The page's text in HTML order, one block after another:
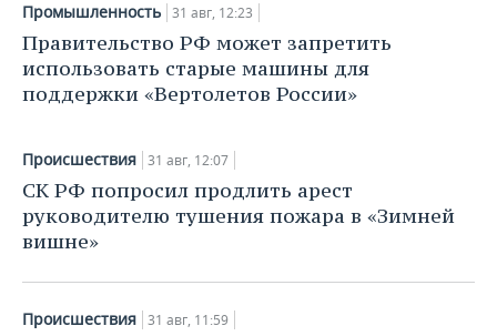
ФИГУРНОЕ КАТАНИЕ
ВОДНЫЕ ВИДЫ СПОРТА
МЕДИЦИНА
ОБРАЗОВАНИЕ
Промышленность 31 авг, 12:23
Правительство РФ может запретить
использовать старые машины для
поддержки «Вертолетов России»
Происшествия 31 авг, 12:07
СК РФ попросил продлить арест
руководителю тушения пожара в «Зимней
вишне»
Происшествия 31 авг, 11:59